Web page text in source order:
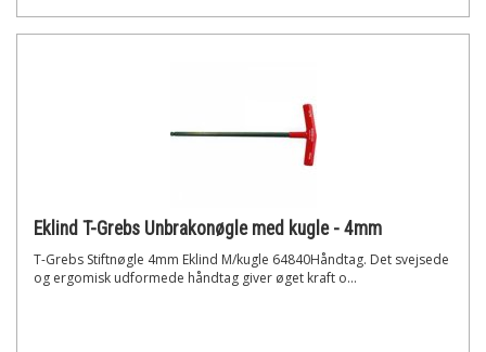
Eklind T-Grebs Unbrakonøgle med kugle - 4mm
T-Grebs Stiftnøgle 4mm Eklind M/kugle 64840Håndtag. Det svejsede
og ergomisk udformede håndtag giver øget kraft o...